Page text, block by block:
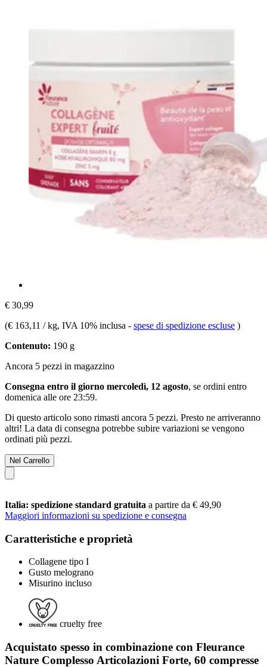
€ 30,99
(€ 163,11 / kg, IVA 10% inclusa - spese di spedizione escluse )
Contenuto: 190 g
Ancora 5 pezzi in magazzino
Consegna entro il giorno mercoledì, 12 agosto, se ordini entro
domenica alle ore 23:59.
Di questo articolo sono rimasti ancora 5 pezzi. Presto ne arriveranno
altri! La data di consegna potrebbe subire variazioni se vengono
ordinati più pezzi.
Nel Carrello
Italia: spedizione standard gratuita a partire da € 49,90
Maggiori informazioni su spedizione e consegna
Caratteristiche e proprietà
Collagene tipo I
Gusto melograno
Misurino incluso
cruelty free
Acquistato spesso in combinazione con Fleurance
Nature Complesso Articolazioni Forte, 60 compresse